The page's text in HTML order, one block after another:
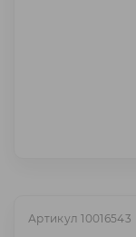
Артикул 10016543